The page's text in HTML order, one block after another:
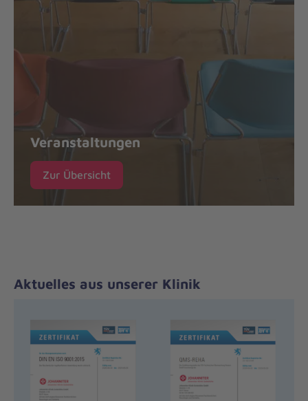
Veranstaltungen
Zur Übersicht
Aktuelles aus unserer Klinik